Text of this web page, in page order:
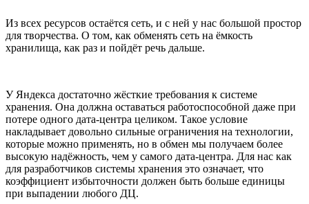
Из всех ресурсов остаётся сеть, и с ней у нас большой простор
для творчества. О том, как обменять сеть на ёмкость
хранилища, как раз и пойдёт речь дальше.
У Яндекса достаточно жёсткие требования к системе
хранения. Она должна оставаться работоспособной даже при
потере одного дата-центра целиком. Такое условие
накладывает довольно сильные ограничения на технологии,
которые можно применять, но в обмен мы получаем более
высокую надёжность, чем у самого дата-центра. Для нас как
для разработчиков системы хранения это означает, что
коэффициент избыточности должен быть больше единицы
при выпадении любого ДЦ.